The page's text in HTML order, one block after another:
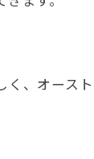
く、オースト